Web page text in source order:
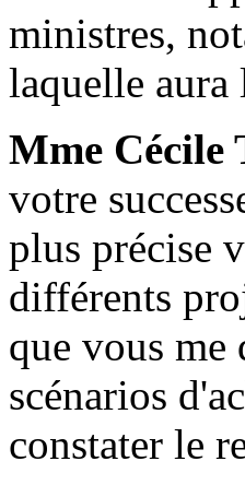
ministres,
laquelle aura
Mme Cécile
votre
plus précise
différents
que vous me
scénarios
constater le